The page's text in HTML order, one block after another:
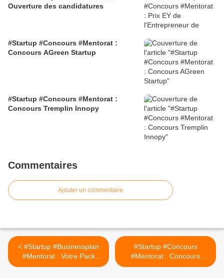
Ouverture des candidatures
#Startup #Concours #Mentorat :
Concours AGreen Startup
#Startup #Concours #Mentorat :
Concours Tremplin Innopy
Commentaires
Ajouter un commentaire
< #Startup #Businessplan
#Mentorat : Votre Pack
BUSINESS PLAN
#Startup #Concours
#Mentorat : Concours
Tremplin Innopy >